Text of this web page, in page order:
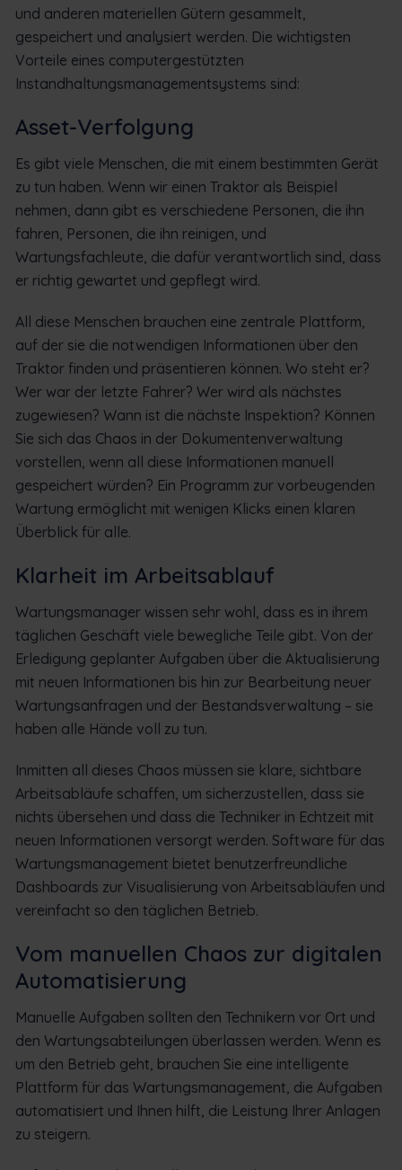
und anderen materiellen Gütern gesammelt,
gespeichert und analysiert werden. Die wichtigsten
Vorteile eines computergestützten
Instandhaltungsmanagementsystems sind:
Asset-Verfolgung
Es gibt viele Menschen, die mit einem bestimmten Gerät
zu tun haben. Wenn wir einen Traktor als Beispiel
nehmen, dann gibt es verschiedene Personen, die ihn
fahren, Personen, die ihn reinigen, und
Wartungsfachleute, die dafür verantwortlich sind, dass
er richtig gewartet und gepflegt wird.
All diese Menschen brauchen eine zentrale Plattform,
auf der sie die notwendigen Informationen über den
Traktor finden und präsentieren können. Wo steht er?
Wer war der letzte Fahrer? Wer wird als nächstes
zugewiesen? Wann ist die nächste Inspektion? Können
Sie sich das Chaos in der Dokumentenverwaltung
vorstellen, wenn all diese Informationen manuell
gespeichert würden? Ein Programm zur vorbeugenden
Wartung ermöglicht mit wenigen Klicks einen klaren
Überblick für alle.
Klarheit im Arbeitsablauf
Wartungsmanager wissen sehr wohl, dass es in ihrem
täglichen Geschäft viele bewegliche Teile gibt. Von der
Erledigung geplanter Aufgaben über die Aktualisierung
mit neuen Informationen bis hin zur Bearbeitung neuer
Wartungsanfragen und der Bestandsverwaltung – sie
haben alle Hände voll zu tun.
Inmitten all dieses Chaos müssen sie klare, sichtbare
Arbeitsabläufe schaffen, um sicherzustellen, dass sie
nichts übersehen und dass die Techniker in Echtzeit mit
neuen Informationen versorgt werden. Software für das
Wartungsmanagement bietet benutzerfreundliche
Dashboards zur Visualisierung von Arbeitsabläufen und
vereinfacht so den täglichen Betrieb.
Vom manuellen Chaos zur digitalen
Automatisierung
Manuelle Aufgaben sollten den Technikern vor Ort und
den Wartungsabteilungen überlassen werden. Wenn es
um den Betrieb geht, brauchen Sie eine intelligente
Plattform für das Wartungsmanagement, die Aufgaben
automatisiert und Ihnen hilft, die Leistung Ihrer Anlagen
zu steigern.